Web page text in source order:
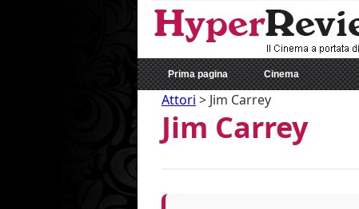
Prima pagina Cinema
Attori > Jim Carrey
Jim Carrey